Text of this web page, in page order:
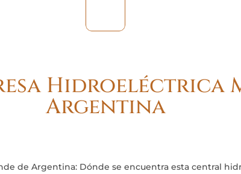
Hidroeléctrica
Argentina
de Argentina: Dónde se encuentra esta central